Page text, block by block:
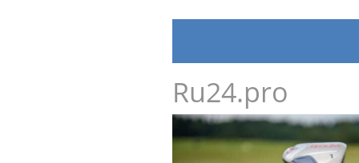
Ru24.pro